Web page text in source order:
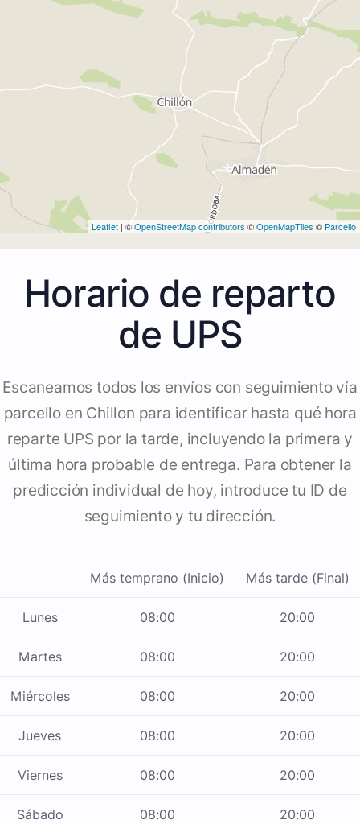
Leaflet | ©OpenStreetMap contributors ©OpenMapTiles © Parcello
Horario de reparto
de UPS
Escaneamos todos los envíos con seguimiento vía
parcello en Chillon para identificar hasta qué hora
reparte UPS por la tarde, incluyendo la primera y
última hora probable de entrega. Para obtener la
predicción individual de hoy, introduce tu ID de
seguimiento y tu dirección.
Más temprano (Inicio) Más tarde (Final)
Lunes 08:00 20:00
Martes 08:00 20:00
Miércoles 08:00 20:00
Jueves 08:00 20:00
Viernes 08:00 20:00
Sábado 08:00 20:00